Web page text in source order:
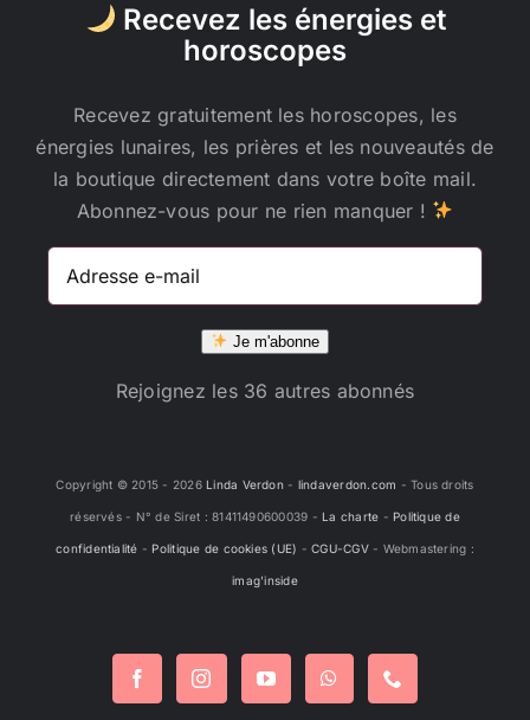
Recevez les énergies et
horoscopes
Recevez gratuitement les horoscopes, les
énergies lunaires, les prières et les nouveautés de
la boutique directement dans votre boîte mail.
Abonnez-vous pour ne rien manquer !
Adresse
Je m'abonne
Rejoignez les 36 autres abonnés
Copyright © 2015 - 2026 Linda Verdon- lindaverdon.com - Tous droits
réservés - N° de Siret : 81411490600039 - La charte - Politique de
confidentialité - Politique de cookies (UE) -CGU-CGV- Webmastering :
imag'inside